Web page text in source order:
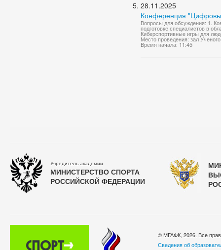
28.11.2025
Конференция
Вопросы для обсуждения: 1.
подготовке специалистов в
Киберспортивные игры для
Место проведения: зал
Время начала: 11:45
Учредитель академии
МИНИСТЕРСТВО СПОРТА
РОССИЙСКОЙ ФЕДЕРАЦИИ
© МГАФК, 2026. Все
Сведения об